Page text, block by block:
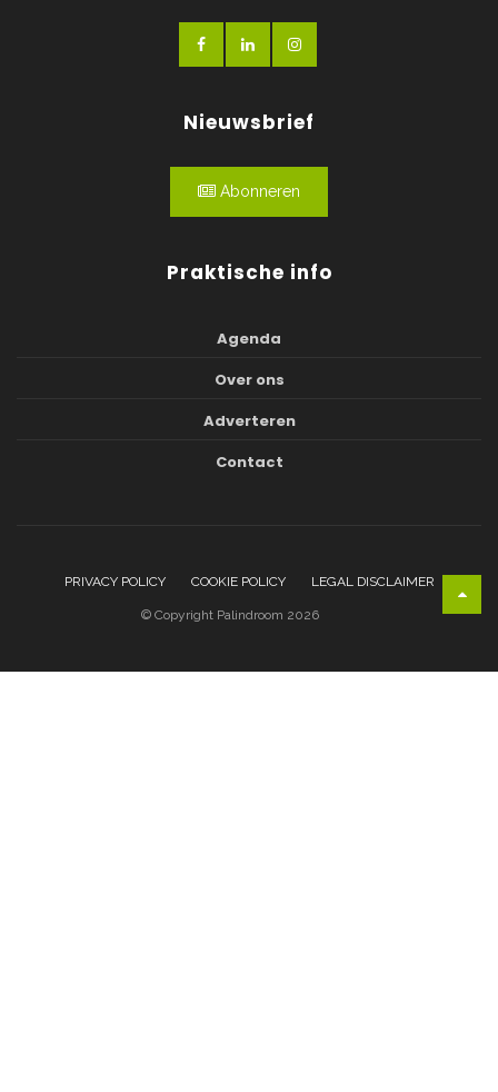
Nieuwsbrief
Abonneren
Praktische info
Agenda
Over ons
Adverteren
Contact
PRIVACY POLICY COOKIE POLICY LEGAL DISCLAIMER
© Copyright Palindroom 2026